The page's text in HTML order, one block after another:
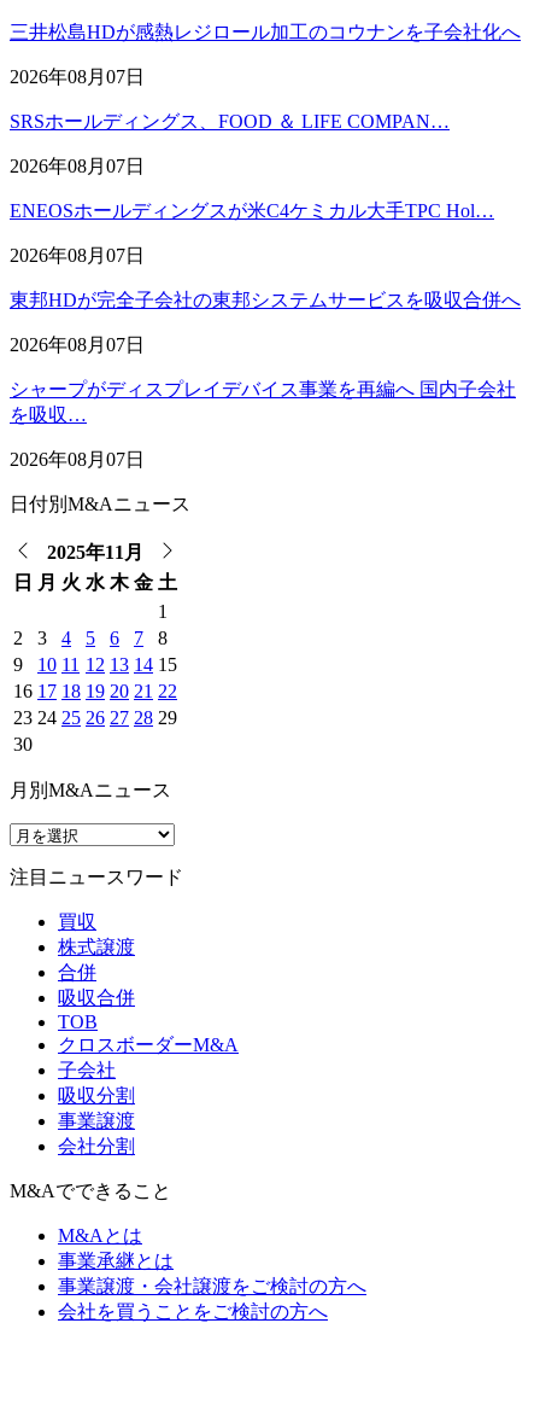
三井松島HDが感熱レジロール加工のコウナンを子会社化へ
2026年08月07日
SRSホールディングス、FOOD ＆ LIFE COMPAN…
2026年08月07日
ENEOSホールディングスが米C4ケミカル大手TPC Hol…
2026年08月07日
東邦HDが完全子会社の東邦システムサービスを吸収合併へ
2026年08月07日
シャープがディスプレイデバイス事業を再編へ 国内子会社
を吸収…
2026年08月07日
日付別M&Aニュース
2025年11月
日
月 火 水 木 金 土
1
2
3 4 5 6 7
8
9
10 11 12 13 14 15
16 17 18 19 20 21 22
23 24 25 26 27 28 29
30
月別M&Aニュース
注目ニュースワード
買収
株式譲渡
合併
吸収合併
TOB
クロスボーダーM&A
子会社
吸収分割
事業譲渡
会社分割
M&Aでできること
M&Aとは
事業承継とは
事業譲渡・会社譲渡をご検討の方へ
会社を買うことをご検討の方へ